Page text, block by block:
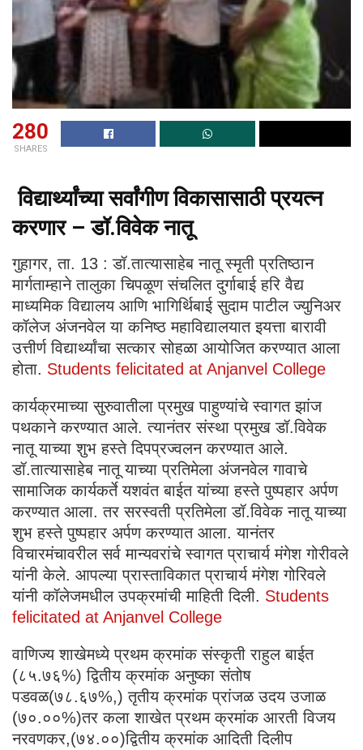
280
SHARES
विद्यार्थ्यांच्या सर्वांगीण विकासासाठी प्रयत्न
करणार – डॉ.विवेक नातू
गुहागर, ता. 13 : डॉ.तात्यासाहेब नातू स्मृती प्रतिष्ठान
मार्गताम्हाने तालुका चिपळूण संचलित दुर्गाबाई हरि वैद्य
माध्यमिक विद्यालय आणि भागिर्थिबाई सुदाम पाटील ज्युनिअर
कॉलेज अंजनवेल या कनिष्ठ महाविद्यालयात इयत्ता बारावी
उत्तीर्ण विद्यार्थ्यांचा सत्कार सोहळा आयोजित करण्यात आला
होता. Students felicitated at Anjanvel College
कार्यक्रमाच्या सुरुवातीला प्रमुख पाहुण्यांचे स्वागत झांज
पथकाने करण्यात आले. त्यानंतर संस्था प्रमुख डॉ.विवेक
नातू याच्या शुभ हस्ते दिपप्रज्वलन करण्यात आले.
डॉ.तात्यासाहेब नातू याच्या प्रतिमेला अंजनवेल गावाचे
सामाजिक कार्यकर्ते यशवंत बाईत यांच्या हस्ते पुष्पहार अर्पण
करण्यात आला. तर सरस्वती प्रतिमेला डॉ.विवेक नातू याच्या
शुभ हस्ते पुष्पहार अर्पण करण्यात आला. यानंतर
विचारमंचावरील सर्व मान्यवरांचे स्वागत प्राचार्य मंगेश गोरीवले
यांनी केले. आपल्या प्रास्ताविकात प्राचार्य मंगेश गोरिवले
यांनी कॉलेजमधील उपक्रमांची माहिती दिली. Students
felicitated at Anjanvel College
वाणिज्य शाखेमध्ये प्रथम क्रमांक संस्कृती राहुल बाईत
(८५.७६%) द्वितीय क्रमांक अनुष्का संतोष
पडवळ(७८.६७%,) तृतीय क्रमांक प्रांजळ उदय उजाळ
(७०.००%)तर कला शाखेत प्रथम क्रमांक आरती विजय
नरवणकर,(७४.००)द्वितीय क्रमांक आदिती दिलीप